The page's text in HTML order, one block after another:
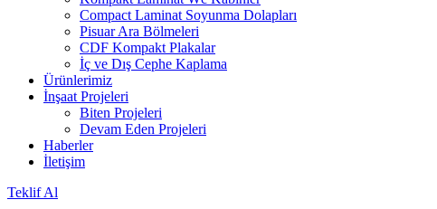
Compact Laminat Soyunma Dolapları
Pisuar Ara Bölmeleri
CDF Kompakt Plakalar
İç ve Dış Cephe Kaplama
Ürünlerimiz
İnşaat Projeleri
Biten Projeleri
Devam Eden Projeleri
Haberler
İletişim
Teklif Al